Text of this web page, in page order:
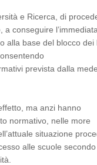
e Ricerca, di
conseguire l’immediata
alla base del blocco dei
prevista dalla
ma anzi hanno
normativo, nelle more
situazione
alle scuole secondo